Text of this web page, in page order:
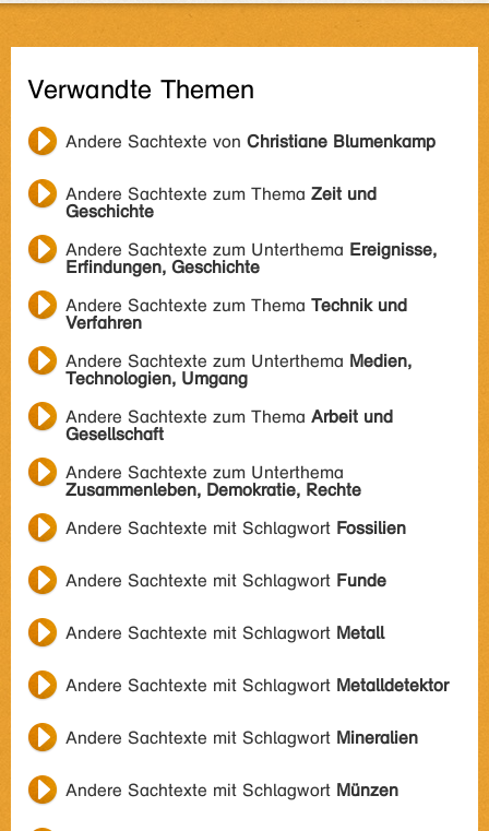
Verwandte Themen
Andere Sachtexte von Christiane Blumenkamp
Andere Sachtexte zum Thema Zeit und
Geschichte
Andere Sachtexte zum Unterthema Ereignisse,
Erfindungen, Geschichte
Andere Sachtexte zum Thema Technik und
Verfahren
Andere Sachtexte zum Unterthema Medien,
Technologien, Umgang
Andere Sachtexte zum Thema Arbeit und
Gesellschaft
Andere Sachtexte zum Unterthema
Zusammenleben, Demokratie, Rechte
Andere Sachtexte mit Schlagwort Fossilien
Andere Sachtexte mit Schlagwort Funde
Andere Sachtexte mit Schlagwort Metall
Andere Sachtexte mit Schlagwort Metalldetektor
Andere Sachtexte mit Schlagwort Mineralien
Andere Sachtexte mit Schlagwort Münzen